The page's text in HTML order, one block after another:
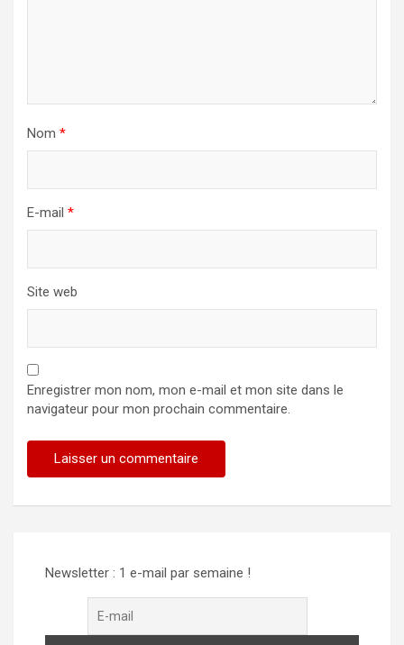
Nom *
E-mail *
Site web
Enregistrer mon nom, mon e-mail et mon site dans le
navigateur pour mon prochain commentaire.
Newsletter : 1 e-mail par semaine !